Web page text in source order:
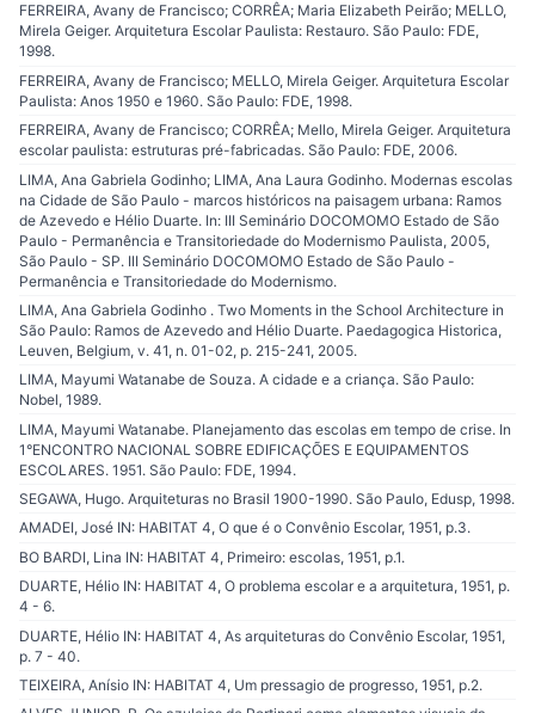
FERREIRA, Avany de Francisco; CORRÊA; Maria Elizabeth Peirão; MELLO,
Mirela Geiger. Arquitetura Escolar Paulista: Restauro. São Paulo: FDE,
1998.
FERREIRA, Avany de Francisco; MELLO, Mirela Geiger. Arquitetura Escolar
Paulista: Anos 1950 e 1960. São Paulo: FDE, 1998.
FERREIRA, Avany de Francisco; CORRÊA; Mello, Mirela Geiger. Arquitetura
escolar paulista: estruturas pré-fabricadas. São Paulo: FDE, 2006.
LIMA, Ana Gabriela Godinho; LIMA, Ana Laura Godinho. Modernas escolas
na Cidade de São Paulo - marcos históricos na paisagem urbana: Ramos
de Azevedo e Hélio Duarte. In: III Seminário DOCOMOMO Estado de São
Paulo - Permanência e Transitoriedade do Modernismo Paulista, 2005,
São Paulo - SP. III Seminário DOCOMOMO Estado de São Paulo -
Permanência e Transitoriedade do Modernismo.
LIMA, Ana Gabriela Godinho . Two Moments in the School Architecture in
São Paulo: Ramos de Azevedo and Hélio Duarte. Paedagogica Historica,
Leuven, Belgium, v. 41, n. 01-02, p. 215-241, 2005.
LIMA, Mayumi Watanabe de Souza. A cidade e a criança. São Paulo:
Nobel, 1989.
LIMA, Mayumi Watanabe. Planejamento das escolas em tempo de crise. In
1°ENCONTRO NACIONAL SOBRE EDIFICAÇÕES E EQUIPAMENTOS
ESCOLARES. 1951. São Paulo: FDE, 1994.
SEGAWA, Hugo. Arquiteturas no Brasil 1900-1990. São Paulo, Edusp, 1998.
AMADEI, José IN: HABITAT 4, O que é o Convênio Escolar, 1951, p.3.
BO BARDI, Lina IN: HABITAT 4, Primeiro: escolas, 1951, p.1.
DUARTE, Hélio IN: HABITAT 4, O problema escolar e a arquitetura, 1951, p.
4 - 6.
DUARTE, Hélio IN: HABITAT 4, As arquiteturas do Convênio Escolar, 1951,
p. 7 - 40.
TEIXEIRA, Anísio IN: HABITAT 4, Um pressagio de progresso, 1951, p.2.